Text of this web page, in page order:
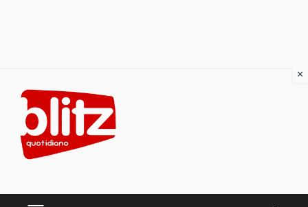
content
×